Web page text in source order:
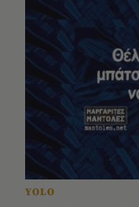
YOLO